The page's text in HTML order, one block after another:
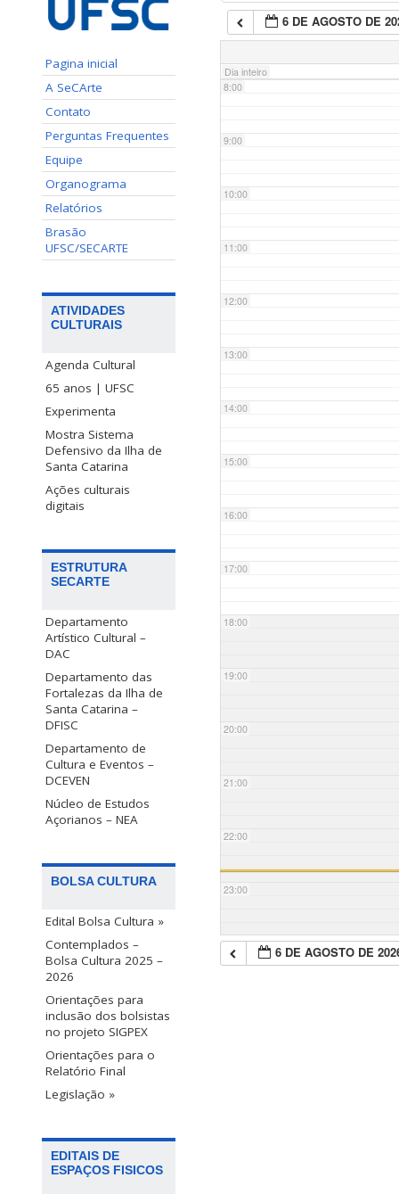
Pagina inicial
A SeCArte
Contato
Perguntas Frequentes
Equipe
Organograma
Relatórios
Brasão
UFSC/SECARTE
ATIVIDADES
CULTURAIS
Agenda Cultural
65 anos | UFSC
Experimenta
Mostra Sistema
Defensivo da Ilha de
Santa Catarina
Ações culturais
digitais
ESTRUTURA
SECARTE
Departamento
Artístico Cultural –
DAC
Departamento das
Fortalezas da Ilha de
Santa Catarina –
DFISC
Departamento de
Cultura e Eventos –
DCEVEN
Núcleo de Estudos
Açorianos – NEA
BOLSA CULTURA
Edital Bolsa Cultura »
Contemplados –
Bolsa Cultura 2025 –
2026
Orientações para
inclusão dos bolsistas
no projeto SIGPEX
Orientações para o
Relatório Final
Legislação »
EDITAIS DE
ESPAÇOS FISICOS
6 DE AGOSTO DE
Dia inteiro
7:00
8:00
9:00
10:00
11:00
12:00
13:00
14:00
15:00
16:00
17:00
18:00
19:00
20:00
21:00
22:00
23:00
6 DE AGOSTO DE